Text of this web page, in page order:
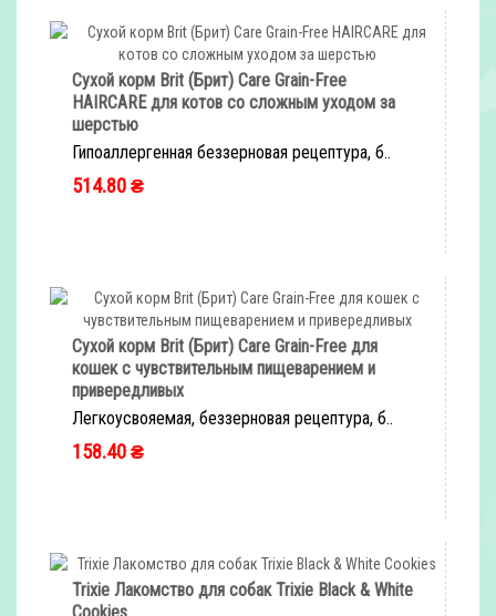
Сухой корм Brit (Брит) Care Grain-Free
HAIRCARE для котов со сложным уходом за
шерстью
Гипоаллергенная беззерновая рецептура, б..
514.80 ₴
Сухой корм Brit (Брит) Care Grain-Free для
кошек с чувствительным пищеварением и
привередливых
Легкоусвояемая, беззерновая рецептура, б..
158.40 ₴
Trixie Лакомство для собак Trixie Black & White